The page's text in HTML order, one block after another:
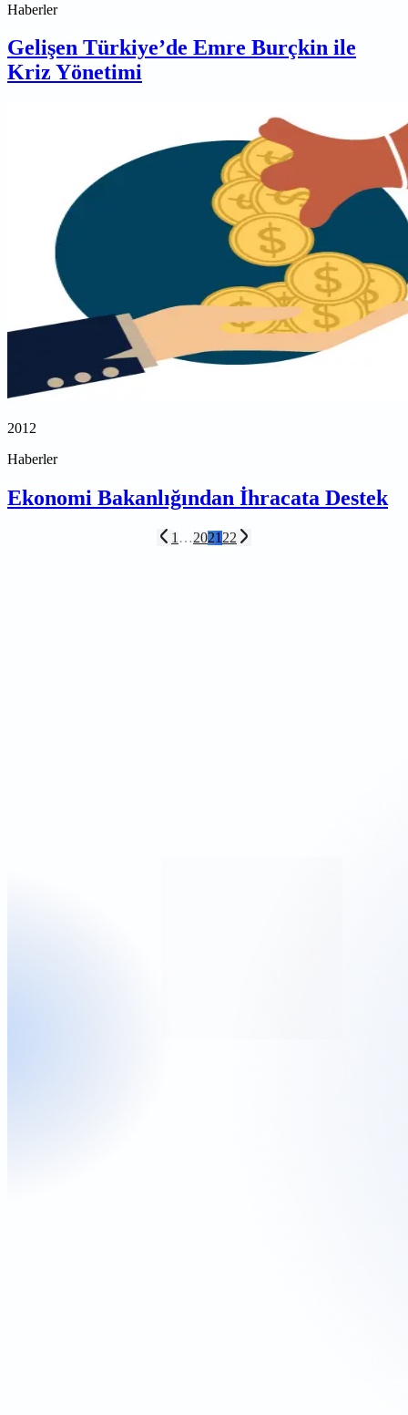
Haberler
Gelişen Türkiye’de Emre Burçkin ile
Kriz Yönetimi
2012
Haberler
Ekonomi Bakanlığından İhracata Destek
Önceki sayfa
1 …2021 22 Sonraki sayfa